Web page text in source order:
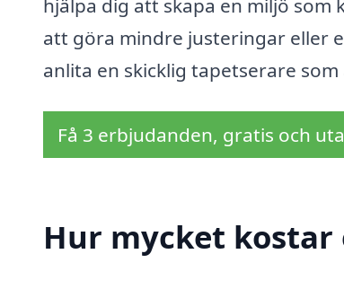
hjälpa dig att skapa en miljö
att göra mindre justeringar eller
anlita en skicklig tapetserare
Få 3 erbjudanden, gratis och
Hur mycket kostar